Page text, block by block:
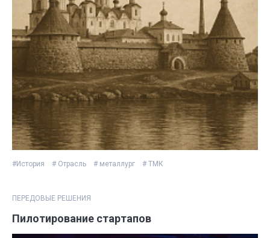
#История # Отрасль # металлург # ТМК
ПЕРЕДОВЫЕ РЕШЕНИЯ
Пилотирование стартапов